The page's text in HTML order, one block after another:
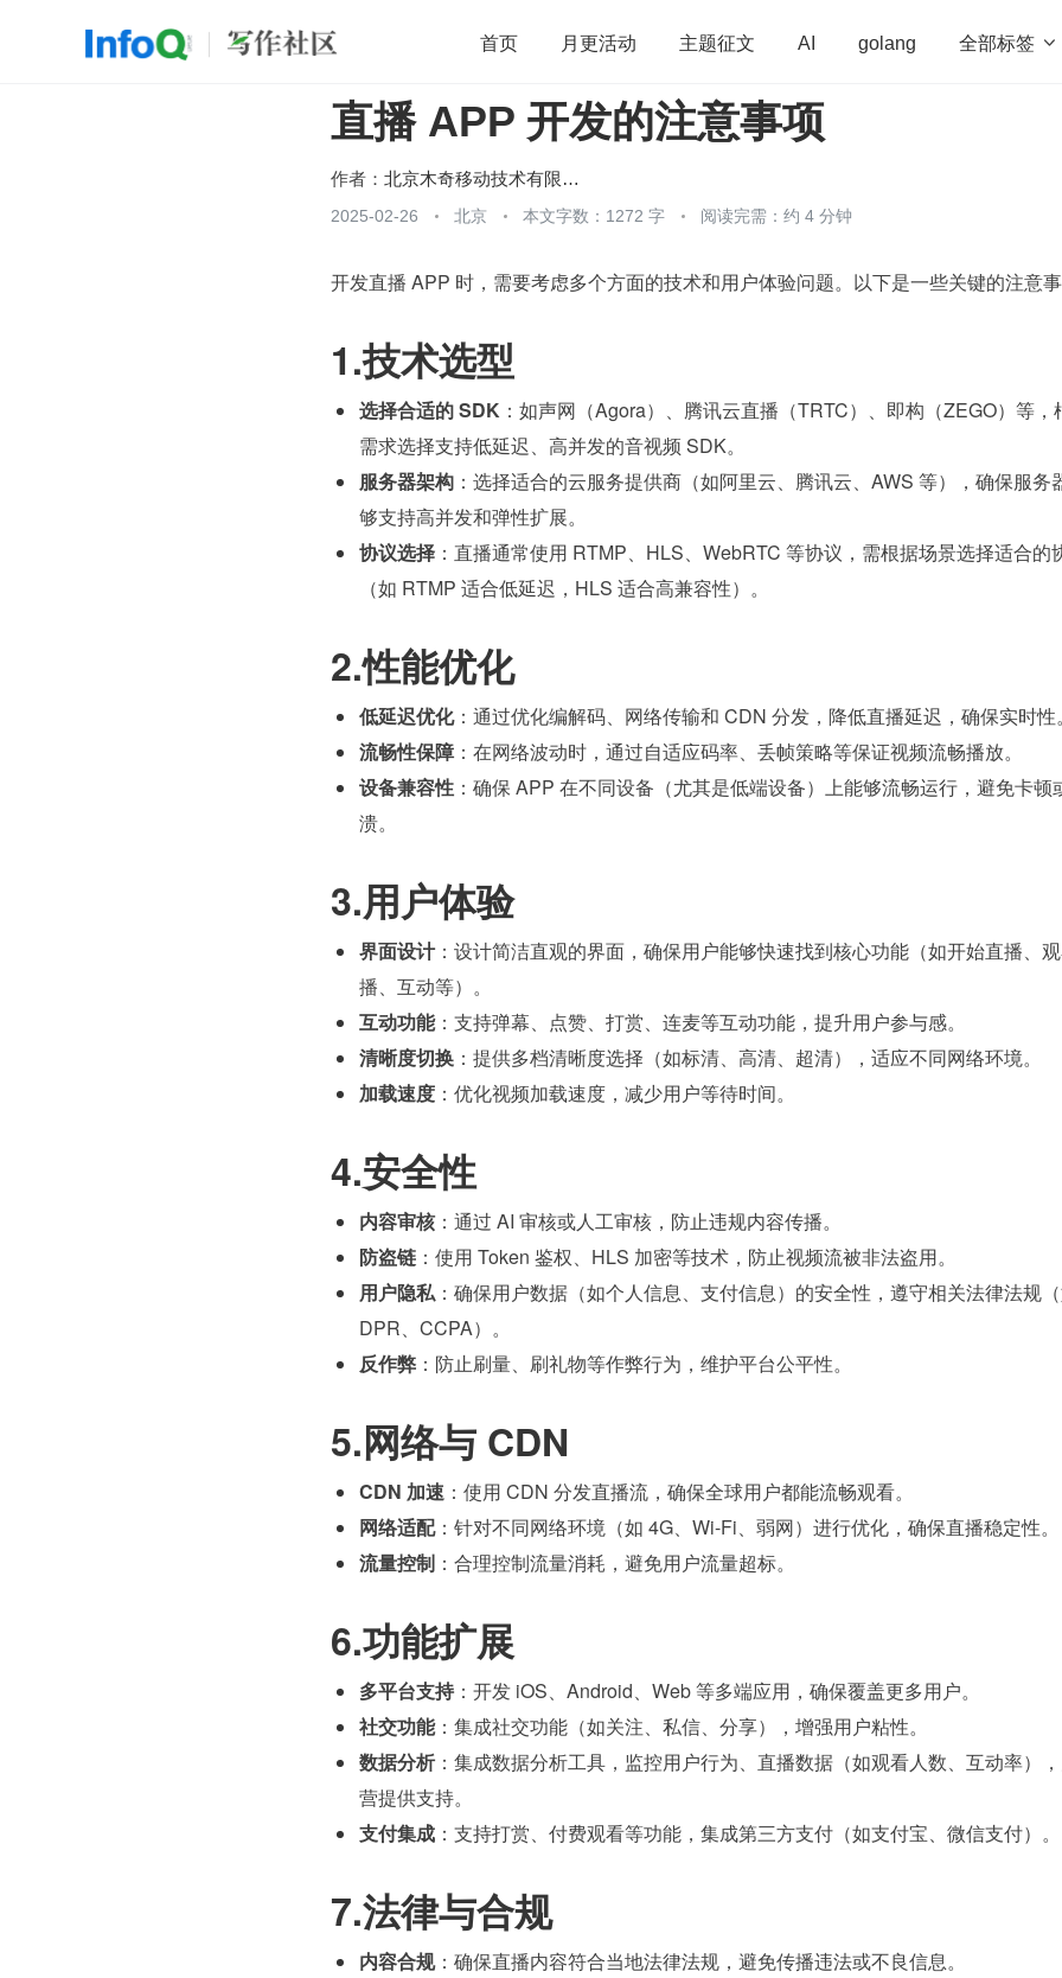
首页 月更活动 主题征文 AI golang 全部标签 
开源 架构 OpenHarmony 算法 学习方法
团队管理 程序员
直播 APP 开发的注意事项
作者： 北京木奇移动技术有限公司
2025-02-26 北京 本文字数：1272 字 阅读完需：约 4 分钟
开发直播 APP 时，需要考虑多个方面的技术和用户体验问题。以下是一些关键的注意
1.技术选型
选择合适的 SDK ：如声网（Agora）、腾讯云直播（TRTC）、即构（ZEGO）等，
需求选择支持低延迟、高并发的音视频 SDK。
服务器架构 ：选择适合的云服务提供商（如阿里云、腾讯云、AWS 等），确保服务
够支持高并发和弹性扩展。
协议选择 ：直播通常使用 RTMP、HLS、WebRTC 等协议，需根据场景选择适合的
（如 RTMP 适合低延迟，HLS 适合高兼容性）。
2.性能优化
低延迟优化：通过优化编解码、网络传输和 CDN 分发，降低直播延迟，确保实时性
流畅性保障 ：在网络波动时，通过自适应码率、丢帧策略等保证视频流畅播放。
设备兼容性 ：确保 APP 在不同设备（尤其是低端设备）上能够流畅运行，避免卡顿
溃。
3.用户体验
界面设计：设计简洁直观的界面，确保用户能够快速找到核心功能（如开始直播、
播、互动等）。
互动功能：支持弹幕、点赞、打赏、连麦等互动功能，提升用户参与感。
清晰度切换 ：提供多档清晰度选择（如标清、高清、超清），适应不同网络环境。
加载速度 ：优化视频加载速度，减少用户等待时间。
4.安全性
内容审核：通过 AI 审核或人工审核，防止违规内容传播。
防盗链 ：使用 Token 鉴权、HLS 加密等技术，防止视频流被非法盗用。
用户隐私：确保用户数据（如个人信息、支付信息）的安全性，遵守相关法律法规
DPR、CCPA）。
反作弊 ：防止刷量、刷礼物等作弊行为，维护平台公平性。
5.网络与 CDN
CDN 加速 ：使用 CDN 分发直播流，确保全球用户都能流畅观看。
网络适配：针对不同网络环境（如 4G、Wi-Fi、弱网）进行优化，确保直播稳定性。
流量控制 ：合理控制流量消耗，避免用户流量超标。
6.功能扩展
多平台支持 ：开发 iOS、Android、Web 等多端应用，确保覆盖更多用户。
社交功能：集成社交功能（如关注、私信、分享），增强用户粘性。
数据分析：集成数据分析工具，监控用户行为、直播数据（如观看人数、互动率）
营提供支持。
支付集成 ：支持打赏、付费观看等功能，集成第三方支付（如支付宝、微信支付）。
7.法律与合规
内容合规：确保直播内容符合当地法律法规，避免传播违法或不良信息。